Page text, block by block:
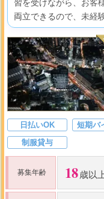
習を受けながら、お客
両立できるので、未経
つけられますよ。
日払いOK 短期バ
制服貸与
募集年齢 18歳以